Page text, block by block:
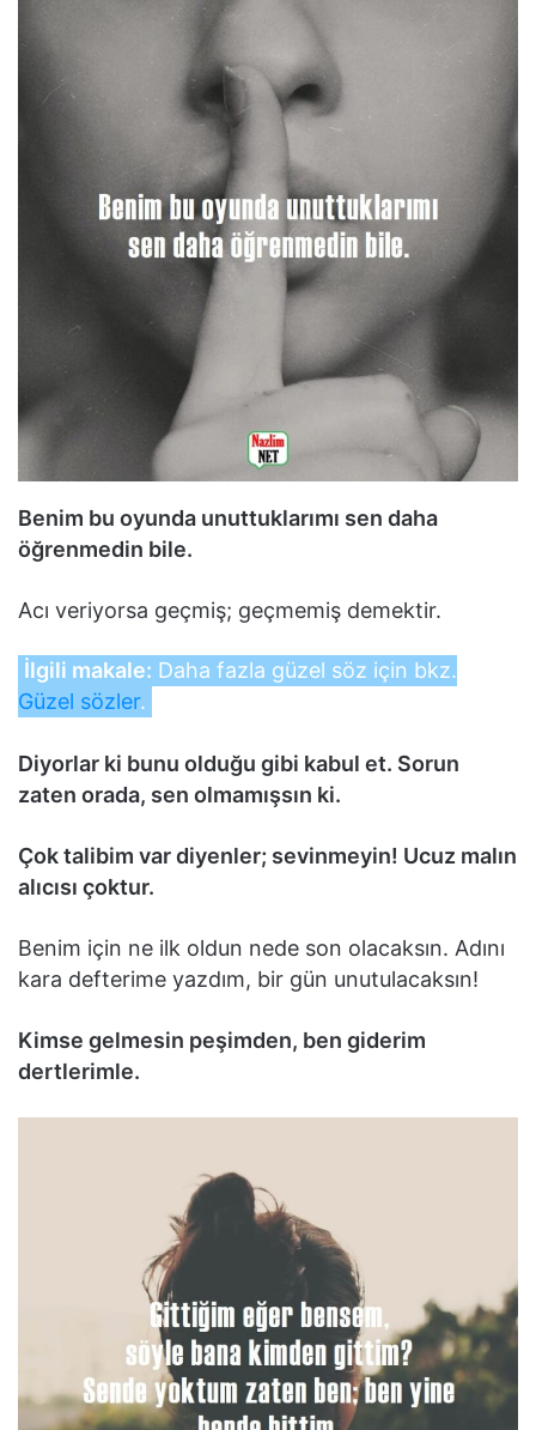
Benim bu oyunda unuttuklarımı sen daha
öğrenmedin bile.
Acı veriyorsa geçmiş; geçmemiş demektir.
İlgili makale: Daha fazla güzel söz için bkz.
Güzel sözler.
Diyorlar ki bunu olduğu gibi kabul et. Sorun
zaten orada, sen olmamışsın ki.
Çok talibim var diyenler; sevinmeyin! Ucuz malın
alıcısı çoktur.
Benim için ne ilk oldun nede son olacaksın. Adını
kara defterime yazdım, bir gün unutulacaksın!
Kimse gelmesin peşimden, ben giderim
dertlerimle.